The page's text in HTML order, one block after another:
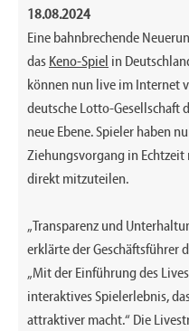
18.08.2024
Eine bahnbrechende
das Keno-Spiel in
können nun live im Internet
deutsche Lotto-Gesellschaft
neue Ebene. Spieler haben
Ziehungsvorgang in
direkt mitzuteilen.
„Transparenz und
erklärte der Geschäftsführer
„Mit der Einführung des
interaktives Spielerlebnis,
attraktiver macht.“ Die